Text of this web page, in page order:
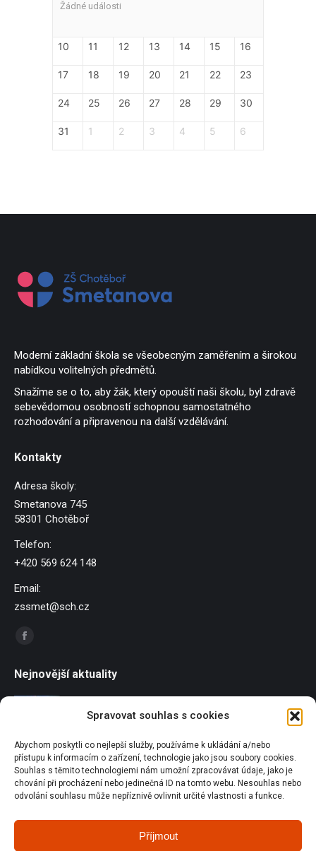
Spravovat souhlas s cookies
Abychom poskytli co nejlepší služby, používáme k ukládání a/nebo
přístupu k informacím o zařízení, technologie jako jsou soubory cookies.
Souhlas s těmito technologiemi nám umožní zpracovávat údaje, jako je
chování při procházení nebo jedinečná ID na tomto webu. Nesouhlas nebo
odvolání souhlasu může nepříznivě ovlivnit určité vlastnosti a funkce.
Příjmout
Žádné události
10 11 12 13 14 15 16
17 18 19 20 21 22 23
24 25 26 27 28 29 30
31 1 2 3 4 5 6
Moderní základní škola se všeobecným zaměřením a širokou
nabídkou volitelných předmětů.
Snažíme se o to, aby žák, který opouští naši školu, byl zdravě
sebevědomou osobností schopnou samostatného
rozhodování a připravenou na další vzdělávání.
Kontakty
Adresa školy:
Smetanova 745
58301 Chotěboř
Telefon:
+420 569 624 148
Email:
zssmet@sch.cz
Find us on:
opens
in
Nejnovější aktuality
21/06/2026
Sportování u Pilské nádrže
18/06/2026
Olympijský běh
18/06/2026